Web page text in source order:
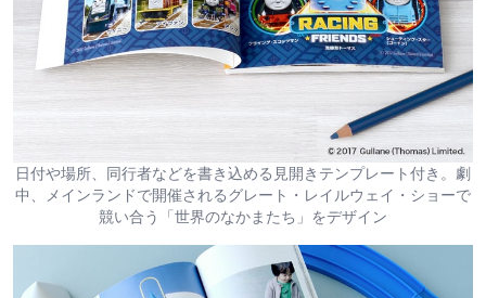
日付や場所、同行者などを書き込める見開きテンプレート付き。劇
中、メインランドで開催されるグレート・レイルウェイ・ショーで
競い合う「世界のなかまたち」をデザイン